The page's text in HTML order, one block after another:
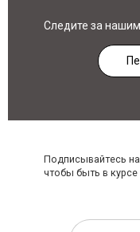
Следите за
Подписывайтесь
чтобы быть в